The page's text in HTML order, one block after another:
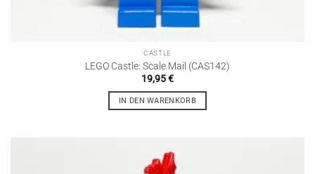
CASTLE
LEGO Castle: Scale Mail (CAS142)
19,95€
IN DEN WARENKORB